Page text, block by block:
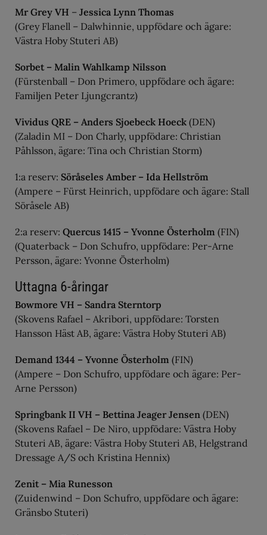
Mr Grey VH – Jessica Lynn Thomas
(Grey Flanell – Dalwhinnie, uppfödare och ägare:
Västra Hoby Stuteri AB)
Sorbet – Malin Wahlkamp Nilsson
(Fürstenball – Don Primero, uppfödare och ägare:
Familjen Peter Ljungcrantz)
Vividus QRE – Anders Sjoebeck Hoeck (DEN)
(Zaladin MI – Don Charly, uppfödare: Christian
Påhlsson, ägare: Tina och Christian Storm)
1:a reserv: Söråseles Amber – Ida Hellström
(Ampere – Fürst Heinrich, uppfödare och ägare: Stall
Söråsele AB)
2:a reserv: Quercus 1415 – Yvonne Österholm (FIN)
(Quaterback – Don Schufro, uppfödare: Per-Arne
Persson, ägare: Yvonne Österholm)
Uttagna 6-åringar
Bowmore VH – Sandra Sterntorp
(Skovens Rafael – Akribori, uppfödare: Torsten
Hansson Häst AB, ägare: Västra Hoby Stuteri AB)
Demand 1344 – Yvonne Österholm (FIN)
(Ampere – Don Schufro, uppfödare och ägare: Per-
Arne Persson)
Springbank II VH – Bettina Jeager Jensen (DEN)
(Skovens Rafael – De Niro, uppfödare: Västra Hoby
Stuteri AB, ägare: Västra Hoby Stuteri AB, Helgstrand
Dressage A/S och Kristina Hennix)
Zenit – Mia Runesson
(Zuidenwind – Don Schufro, uppfödare och ägare:
Gränsbo Stuteri)